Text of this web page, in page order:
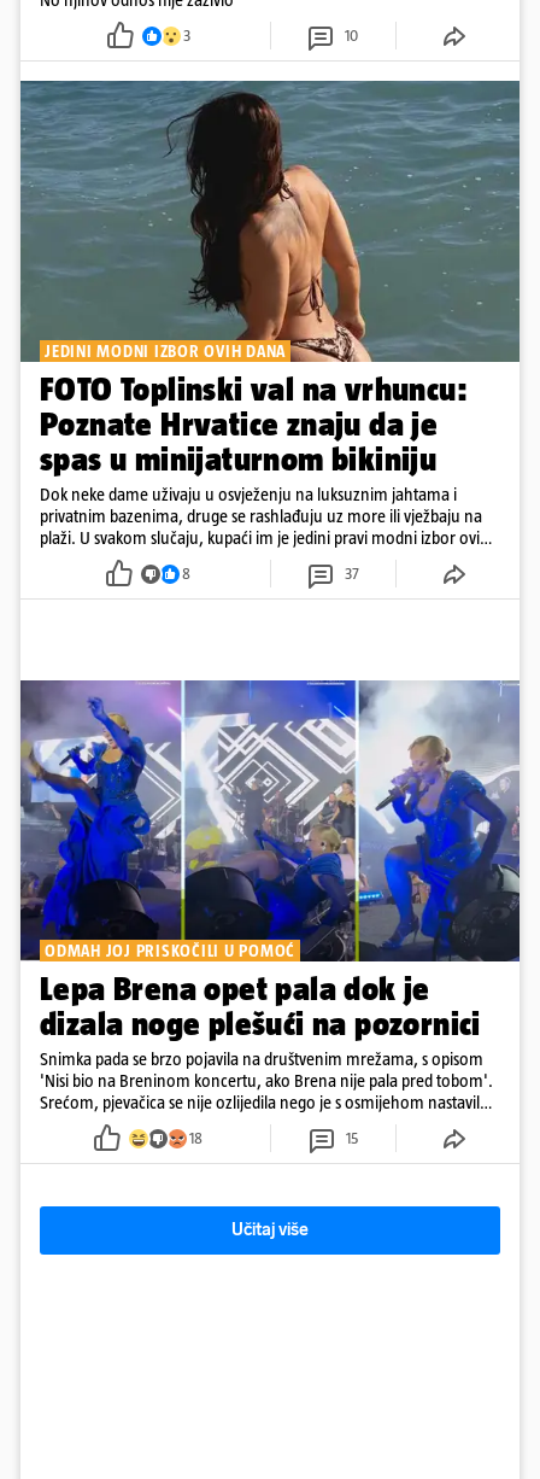
3 10
JEDINI MODNI IZBOR OVIH DANA
FOTO Toplinski val na vrhuncu:
Poznate Hrvatice znaju da je
spas u minijaturnom bikiniju
Dok neke dame uživaju u osvježenju na luksuznim jahtama i
privatnim bazenima, druge se rashlađuju uz more ili vježbaju na
plaži. U svakom slučaju, kupaći im je jedini pravi modni izbor ovih
8 37
ODMAH JOJ PRISKOČILI U POMOĆ
Lepa Brena opet pala dok je
dizala noge plešući na pozornici
Snimka pada se brzo pojavila na društvenim mrežama, s opisom
'Nisi bio na Breninom koncertu, ako Brena nije pala pred tobom'.
Srećom, pjevačica se nije ozlijedila nego je s osmijehom nastavila
18 15
Učitaj više